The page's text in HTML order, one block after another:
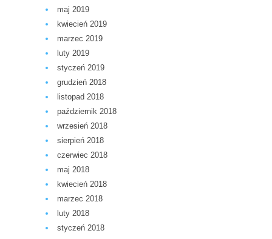
maj 2019
kwiecień 2019
marzec 2019
luty 2019
styczeń 2019
grudzień 2018
listopad 2018
październik 2018
wrzesień 2018
sierpień 2018
czerwiec 2018
maj 2018
kwiecień 2018
marzec 2018
luty 2018
styczeń 2018